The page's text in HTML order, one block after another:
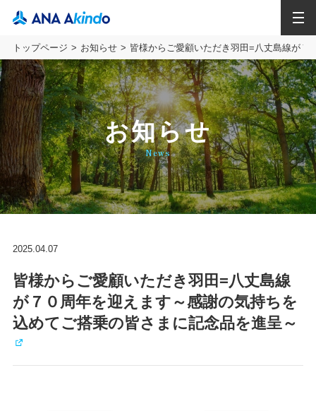
トップページ お知らせ 皆様からご愛顧いただき羽田=八丈島線が７
お知らせ
News
2025.04.07
皆様からご愛顧いただき羽田=八丈島線
が７０周年を迎えます～感謝の気持ちを
込めてご搭乗の皆さまに記念品を進呈～